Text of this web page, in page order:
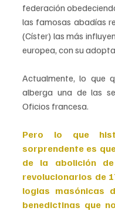
federación
las famosas abadías
(Císter) las más
europea, con su
Actualmente, lo que
alberga una de las
Oficios francesa.
Pero lo que
sorprendente es
de la abolición
revolucionarios de
logias masónicas
benedictinas que